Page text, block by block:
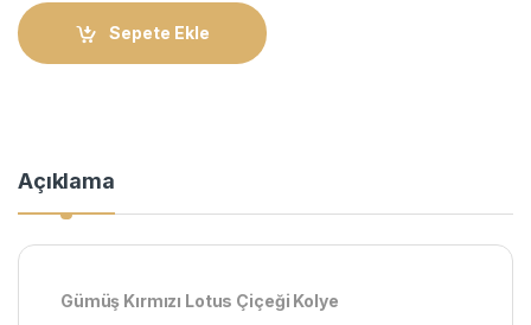
Sepete Ekle
Açıklama
​​Gümüş Kırmızı Lotus Çiçeği Kolye